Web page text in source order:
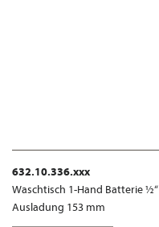
632.10.336.xxx
Waschtisch 1-Hand Batterie ½“
Ausladung 153 mm